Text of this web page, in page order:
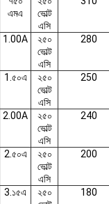
এমএ
ভোল্ট
এসি
1.00A
২৫০
ভোল্ট
এসি
280
1.৫০এ
২৫০
ভোল্ট
এসি
250
2.00A
২৫০
ভোল্ট
এসি
240
2.৫০এ
২৫০
ভোল্ট
এসি
200
3.১৫এ
২৫০
180